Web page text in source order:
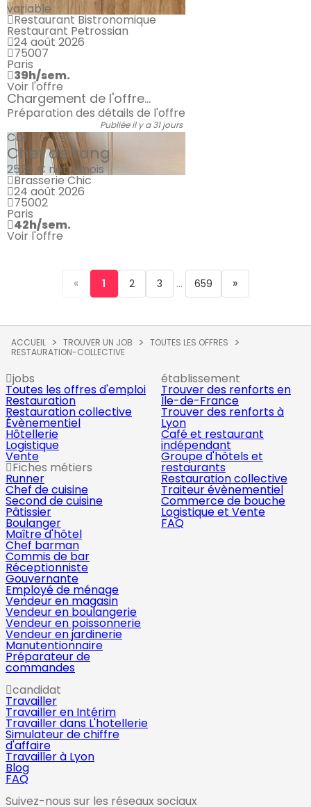
variable
Restaurant Bistronomique
Restaurant Petrossian
24 août 2026
75007
Paris
39h/sem.
Voir l'offre
Chargement de l'offre...
Préparation des détails de l'offre
Publiée il y a 31 jours
CDI
Chef de rang
2525 € net / mois
Brasserie Chic
24 août 2026
75002
Paris
42h/sem.
Voir l'offre
« 1 2 3 ... 659 »
ACCUEIL TROUVER UN JOB
TOUTES LES OFFRES
RESTAURATION-COLLECTIVE
jobs
Toutes les offres d'emploi
Restauration
Restauration collective
Évènementiel
Hôtellerie
Logistique
Vente
Fiches métiers
Runner
Chef de cuisine
Second de cuisine
Pâtissier
Boulanger
Maître d'hôtel
Chef barman
Commis de bar
Réceptionniste
Gouvernante
Employé de ménage
Vendeur en magasin
Vendeur en boulangerie
Vendeur en poissonnerie
Vendeur en jardinerie
Manutentionnaire
Préparateur de
commandes
établissement
Trouver des renforts en
Île-de-France
Trouver des renforts à
Lyon
Café et restaurant
indépendant
Groupe d'hôtels et
restaurants
Restauration collective
Traiteur évènementiel
Commerce de bouche
Logistique et Vente
FAQ
candidat
Travailler
Travailler en Intérim
Travailler dans L'hotellerie
Simulateur de chiffre
d'affaire
Travailler à Lyon
Blog
FAQ
Suivez-nous sur les réseaux sociaux